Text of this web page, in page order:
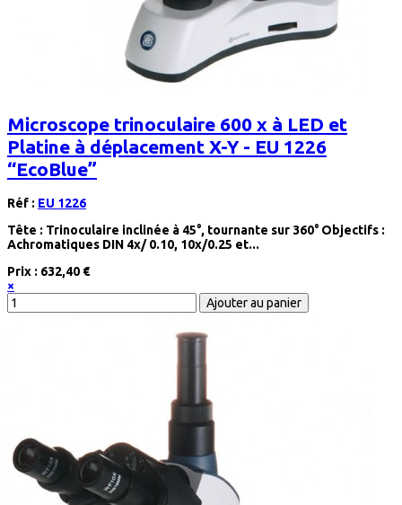
Microscope trinoculaire 600 x à LED et
Platine à déplacement X-Y - EU 1226
“EcoBlue”
Réf : EU 1226
Tête : Trinoculaire inclinée à 45°, tournante sur 360° Objectifs :
Achromatiques DIN 4x/ 0.10, 10x/0.25 et...
Prix : 632,40 €
×